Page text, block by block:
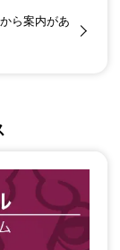
ら案内があ